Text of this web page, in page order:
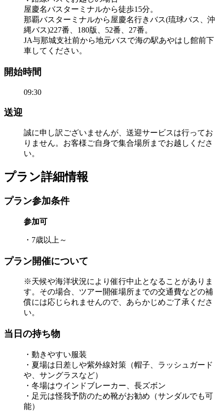
屋慶名バスターミナルから徒歩15分。
那覇バスターミナルから屋慶名行きバス(琉球バス、沖
縄バス)227番、180版、52番、27番。
JA与那城支社前から地元バスで海の駅あやはし館前下
車してください。
開始時間
09:30
送迎
誠に申し訳ございませんが、送迎サービスは行ってお
りません。お客様ご自身で集合場所までお越しくださ
い。
プラン詳細情報
プラン参加条件
参加可
・7歳以上～
プラン開催について
※天候や海洋状況により催行中止となることがありま
す。その場合、ツアー開催場所までの交通費などの補
償には応じられませんので、あらかじめご了承くださ
い。
当日の持ち物
・動きやすい服装
・夏場は日差しや紫外線対策（帽子、ラッシュガード
や、サングラスなど）
・冬場はウインドブレーカー、長ズボン
・足元は怪我予防のため靴がお勧め（サンダルでも可
能）